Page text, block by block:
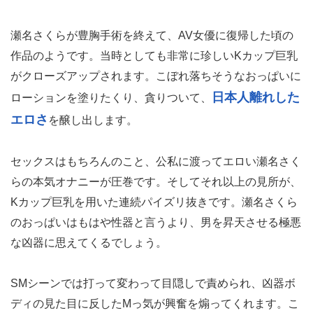
瀬名さくらが豊胸手術を終えて、AV女優に復帰した頃の
作品のようです。当時としても非常に珍しいKカップ巨乳
がクローズアップされます。こぼれ落ちそうなおっぱいに
ローションを塗りたくり、貪りついて、
日本人離れした
エロさ を醸し出します。
セックスはもちろんのこと、公私に渡ってエロい瀬名さく
らの本気オナニーが圧巻です。そしてそれ以上の見所が、
Kカップ巨乳を用いた連続パイズリ抜きです。瀬名さくら
のおっぱいはもはや性器と言うより、男を昇天させる極悪
な凶器に思えてくるでしょう。
SMシーンでは打って変わって目隠しで責められ、凶器ボ
ディの見た目に反したMっ気が興奮を煽ってくれます。こ